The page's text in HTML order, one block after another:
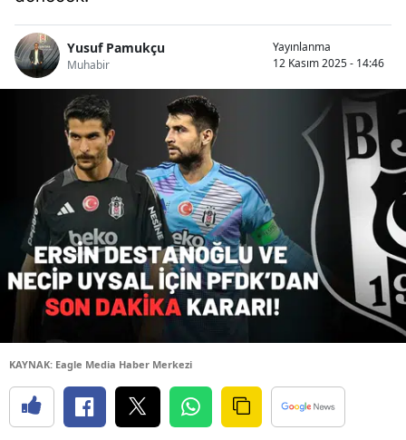
Yusuf Pamukçu
Muhabir
Yayınlanma
12 Kasım 2025 - 14:46
KAYNAK: Eagle Media Haber Merkezi